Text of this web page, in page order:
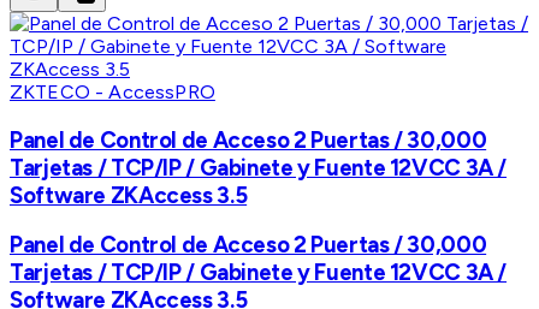
ZKTECO - AccessPRO
Panel de Control de Acceso 2 Puertas / 30,000
Tarjetas / TCP/IP / Gabinete y Fuente 12VCC 3A /
Software ZKAccess 3.5
Panel de Control de Acceso 2 Puertas / 30,000
Tarjetas / TCP/IP / Gabinete y Fuente 12VCC 3A /
Software ZKAccess 3.5